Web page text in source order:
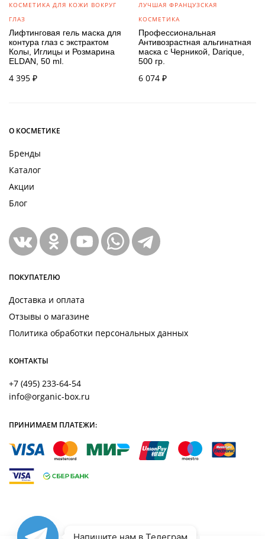
КОСМЕТИКА ДЛЯ КОЖИ ВОКРУГ
ГЛАЗ
Лифтинговая гель маска для
контура глаз с экстрактом
Колы, Иглицы и Розмарина
ELDAN, 50 ml.
4 395 ₽
ЛУЧШАЯ ФРАНЦУЗСКАЯ
КОСМЕТИКА
Профессиональная
Антивозрастная альгинатная
маска с Черникой, Darique,
500 гр.
6 074 ₽
О КОСМЕТИКЕ
Бренды
Каталог
Акции
Блог
ПОКУПАТЕЛЮ
Доставка и оплата
Отзывы о магазине
Политика обработки персональных данных
КОНТАКТЫ
+7 (495) 233-64-54
info@organic-box.ru
ПРИНИМАЕМ ПЛАТЕЖИ:
Напишите нам в Телеграм